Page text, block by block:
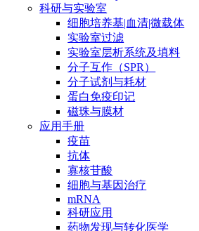
科研与实验室
细胞培养基|血清|微载体
实验室过滤
实验室层析系统及填料
分子互作（SPR）
分子试剂与耗材
蛋白免疫印记
磁珠与膜材
应用手册
疫苗
抗体
寡核苷酸
细胞与基因治疗
mRNA
科研应用
药物发现与转化医学